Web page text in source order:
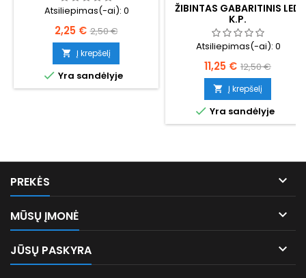
Atsiliepimas(-ai): 0
Kaina
2,25 € Bazinė
kaina
2,50 €
 Į krepšelį
 Yra sandėlyje
ŽIBINTAS GABARITINIS LED
K.P.
Atsiliepimas(-ai): 0
Kaina
11,25 € Bazinė
kaina
12,50 €
 Į krepšelį
 Yra sandėlyje
PREKĖS 
MŪSŲ ĮMONĖ 
JŪSŲ PASKYRA 